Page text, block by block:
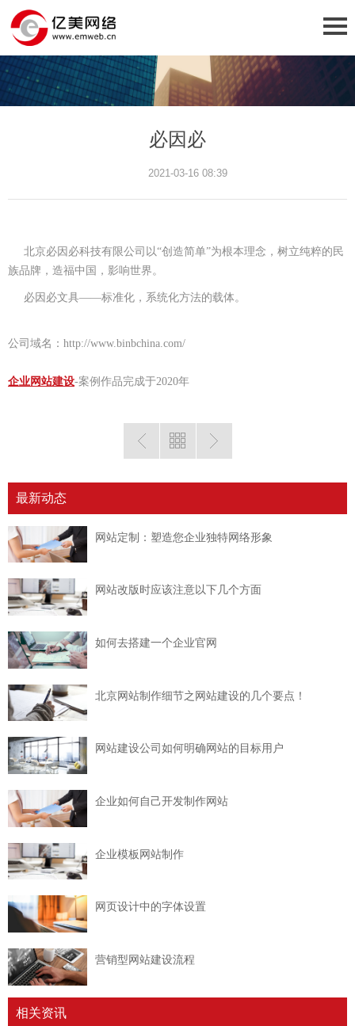
必因必
2021-03-16 08:39
北京必因必科技有限公司以“创造简单”为根本理念，树立纯粹的民
族品牌，造福中国，影响世界。
必因必文具——标准化，系统化方法的载体。
公司域名：http://www.binbchina.com/
企业网站建设-案例作品完成于2020年
最新动态
网站定制：塑造您企业独特网络形象
网站改版时应该注意以下几个方面
如何去搭建一个企业官网
北京网站制作细节之网站建设的几个要点！
网站建设公司如何明确网站的目标用户
企业如何自己开发制作网站
企业模板网站制作
网页设计中的字体设置
营销型网站建设流程
相关资讯